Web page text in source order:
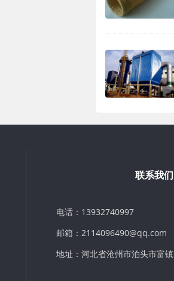
联系我们
电话：13932740997
邮箱：2114096490@qq.com
地址：河北省沧州市泊头市富镇